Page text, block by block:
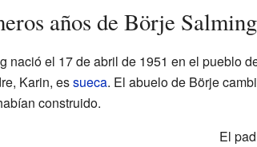
años de Börje Salming
nació el 17 de abril de 1951 en el pueblo
Karin, essueca. El abuelo de Börje
construido.
El